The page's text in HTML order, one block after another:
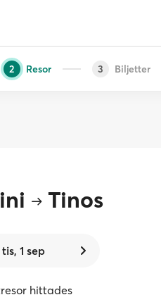
2 Resor 3 Biljetter
Tinos
tis, 1 sep
hittades